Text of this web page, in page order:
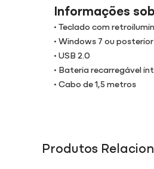
Informações
• Teclado com
• Windows 7 ou posterior
• USB 2.0
• Bateria recarregável
• Cabo de 1,5 metros
Produtos